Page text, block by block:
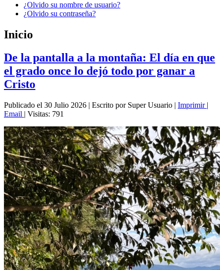
¿Olvido su nombre de usuario?
¿Olvido su contraseña?
Inicio
De la pantalla a la montaña: El día en que
el grado once lo dejó todo por ganar a
Cristo
Publicado el 30 Julio 2026 | Escrito por Super Usuario | Imprimir |
Email | Visitas: 791